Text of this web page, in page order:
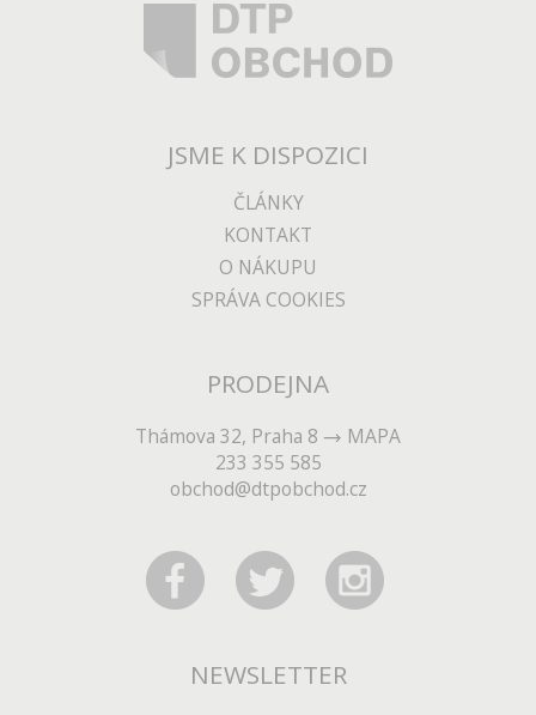
JSME K DISPOZICI
ČLÁNKY
KONTAKT
O NÁKUPU
SPRÁVA COOKIES
PRODEJNA
Thámova 32, Praha 8
MAPA
233 355 585
obchod@dtpobchod.cz
NEWSLETTER